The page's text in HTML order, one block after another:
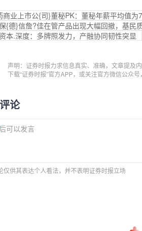
商业上市公{司}董秘PK：董秘年薪平均值
{德}信詹?佳在管产品出现大幅回撤，基民
本.深度：多牌照发力，产融协同韧性突显
声明：证券时报力求信息真实、准确，文章提及
下载“证券时报”官方APP，或关注官方微信公众
论
后可以发言
仅供其表达个人看法，并不表明证券时报立场